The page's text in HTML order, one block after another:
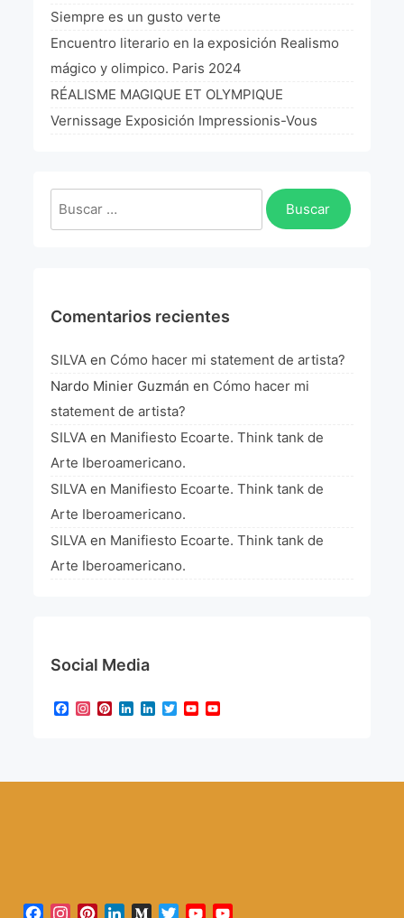
«Huellas trashumantes» New York 2018
Commissaire D’exposition
La Fórmula Científica Del Arte
Siempre es un gusto verte
Encuentro literario en la exposición Realismo
mágico y olimpico. Paris 2024
RÉALISME MAGIQUE ET OLYMPIQUE
Vernissage Exposición Impressionis-Vous
Buscar:
Comentarios recientes
SILVA en Cómo hacer mi statement de artista?
Nardo Minier Guzmán en Cómo hacer mi
statement de artista?
SILVA en Manifiesto Ecoarte. Think tank de
Arte Iberoamericano.
SILVA en Manifiesto Ecoarte. Think tank de
Arte Iberoamericano.
SILVA en Manifiesto Ecoarte. Think tank de
Arte Iberoamericano.
Social Media
Facebook
Instagram
Pinterest
LinkedIn
LinkedIn
TwitterYouTube
Facebook
Instagram
PinterestLinkedInMediumTwitterYouTube